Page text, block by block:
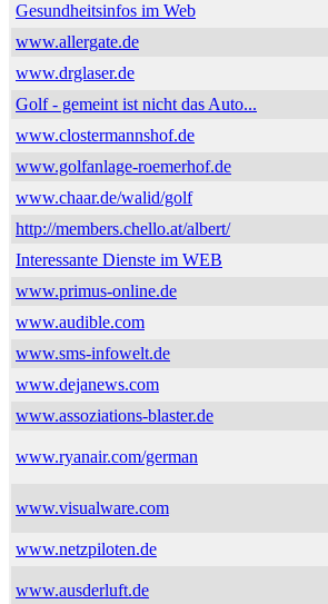
Gesundheitsinfos im Web
www.allergate.de
www.drglaser.de
Golf - gemeint ist nicht das Auto...
www.clostermannshof.de
www.golfanlage-roemerhof.de
www.chaar.de/walid/golf
http://members.chello.at/albert/
Interessante Dienste im WEB
www.primus-online.de
www.audible.com
www.sms-infowelt.de
www.dejanews.com
www.assoziations-blaster.de
www.ryanair.com/german
www.visualware.com
www.netzpiloten.de
www.ausderluft.de